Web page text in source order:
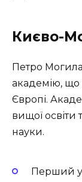
Києво-
Петро
академію, що
Європі.
вищої освіти
науки.
Перший